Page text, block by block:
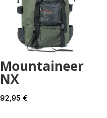
Mountaineer
NX
92,95 €